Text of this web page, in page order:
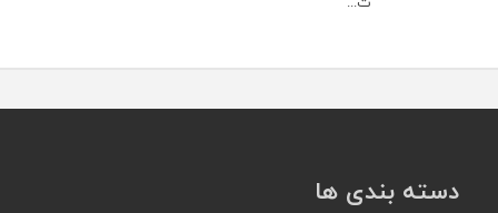
دسته بندی ها